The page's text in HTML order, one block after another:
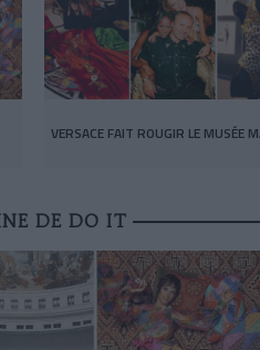
VERSACE FAIT ROUGIR LE MUSÉE
DE DO IT